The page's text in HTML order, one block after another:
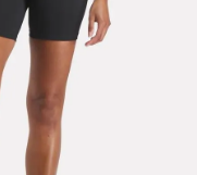
classic
polerón
nano 4
chaqueta